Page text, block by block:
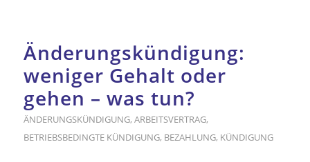
Änderungskündigung:
weniger Gehalt oder
gehen – was tun?
ÄNDERUNGSKÜNDIGUNG, ARBEITSVERTRAG,
BETRIEBSBEDINGTE KÜNDIGUNG, BEZAHLUNG, KÜNDIGUNG